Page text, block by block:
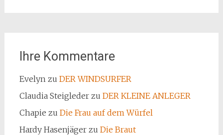
Ihre Kommentare
Evelynzu DER WINDSURFER
Claudia Steiglederzu DER KLEINE ANLEGER
Chapie zu Die Frau auf dem Würfel
Hardy Hasenjägerzu Die Braut